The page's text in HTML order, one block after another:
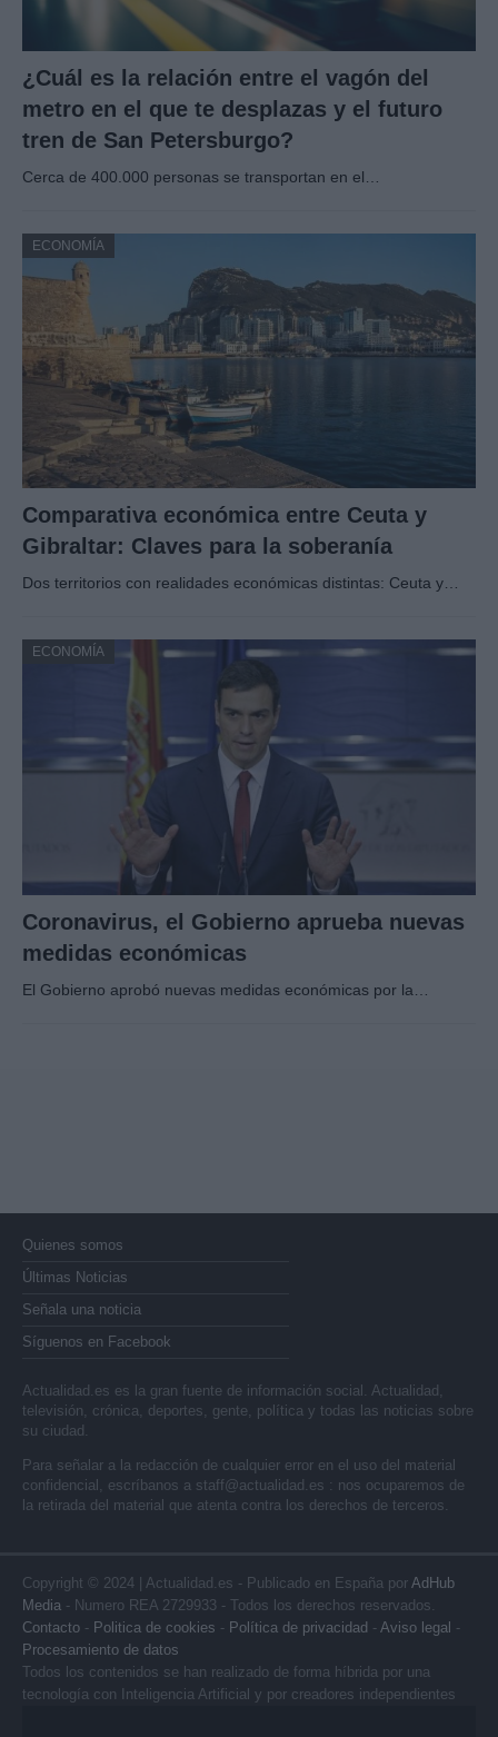
¿Cuál es la relación entre el vagón del
metro en el que te desplazas y el futuro
tren de San Petersburgo?
Cerca de 400.000 personas se transportan en el…
ECONOMÍA
Comparativa económica entre Ceuta y
Gibraltar: Claves para la soberanía
Dos territorios con realidades económicas distintas: Ceuta y…
ECONOMÍA
Coronavirus, el Gobierno aprueba nuevas
medidas económicas
El Gobierno aprobó nuevas medidas económicas por la…
Quienes somos
Últimas Noticias
Señala una noticia
Síguenos en Facebook
Actualidad.es es la gran fuente de información social. Actualidad,
televisión, crónica, deportes, gente, política y todas las noticias sobre
su ciudad.
Para señalar a la redacción de cualquier error en el uso del material
confidencial, escríbanos a staff@actualidad.es : nos ocuparemos de
la retirada del material que atenta contra los derechos de terceros.
Copyright © 2024 | Actualidad.es - Publicado en España por AdHub
Media - Numero REA 2729933 - Todos los derechos reservados.
Contacto - Politica de cookies - Política de privacidad - Aviso legal -
Procesamiento de datos
Todos los contenidos se han realizado de forma híbrida por una
tecnología con Inteligencia Artificial y por creadores independientes